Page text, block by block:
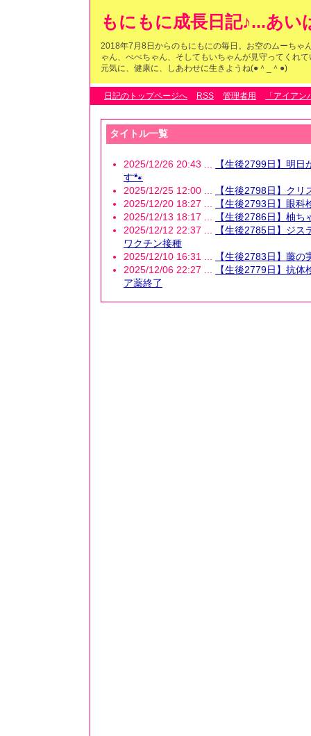
もにもに成長日記♪...あい
2018年7月8日からのもにもにの毎日。お空のムーちゃ
ゃん、べべちゃん、そしてもいちゃんが見守ってくれ
元気に、健康に、しあわせに生きようね(●＾_＾●)
日記のトップページへ RSS 管理者用 「アイア
タイトル一覧
2025/12/26 20:43 ...
【生後2799日】明
す🐾
2025/12/25 12:00 ...
【生後2798日】クリ
2025/12/20 18:27 ...
【生後2793日】眼科
2025/12/13 18:17 ...
【生後2786日】柚ち
2025/12/12 22:37 ...
【生後2785日】ジ
ワクチン接種
2025/12/10 16:31 ...
【生後2783日】藤の
2025/12/06 22:27 ...
【生後2779日】抗
ア薬終了